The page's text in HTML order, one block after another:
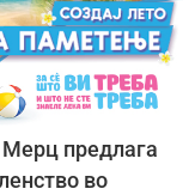
предлага
во